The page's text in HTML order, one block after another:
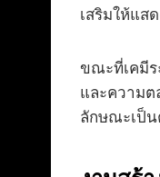
เสริมให้แส
ขณะที่เคมีร
และความต
ลักษณะเป็น